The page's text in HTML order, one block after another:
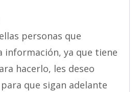
personas que
información, ya que tiene
hacerlo, les deseo
que sigan adelante